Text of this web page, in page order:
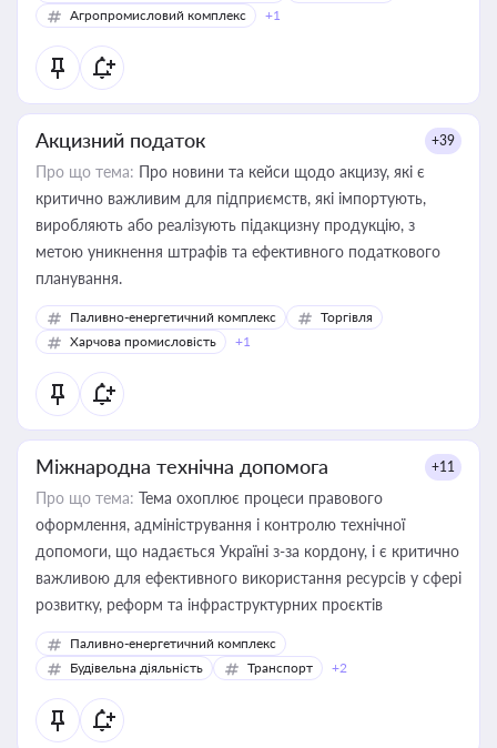
Агропромисловий комплекс
+1
Акцизний податок +39
Про що тема: Про новини та кейси щодо акцизу, які є
критично важливим для підприємств, які імпортують,
виробляють або реалізують підакцизну продукцію, з
метою уникнення штрафів та ефективного податкового
планування.
Паливно-енергетичний комплекс
Торгівля
Харчова промисловість
+1
Міжнародна технічна допомога +11
Про що тема: Тема охоплює процеси правового
оформлення, адміністрування і контролю технічної
допомоги, що надається Україні з-за кордону, і є критично
важливою для ефективного використання ресурсів у сфері
розвитку, реформ та інфраструктурних проєктів
Паливно-енергетичний комплекс
Будівельна діяльність
Транспорт +2